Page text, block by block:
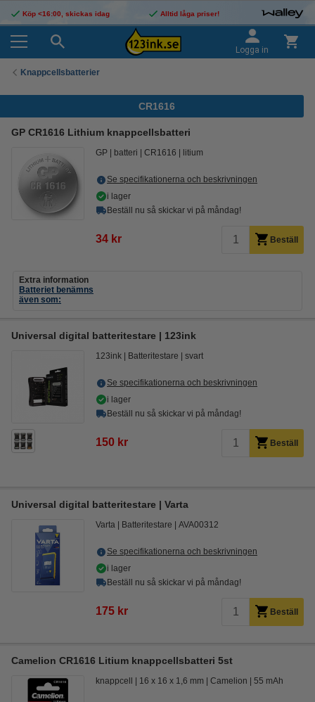
Köp <16:00, skickas idag Alltid låga priser!
Logga in
Knappcellsbatterier
CR1616
GP CR1616 Lithium knappcellsbatteri
GP batteri CR1616 litium
Se specifikationerna och beskrivningen
i lager
Beställ nu så skickar vi på måndag!
34 kr Beställ
Extra information
Batteriet benämns
även som:
Universal digital batteritestare | 123ink
123ink Batteritestare svart
Se specifikationerna och beskrivningen
i lager
Beställ nu så skickar vi på måndag!
150 kr Beställ
Universal digital batteritestare | Varta
Varta Batteritestare AVA00312
Se specifikationerna och beskrivningen
i lager
Beställ nu så skickar vi på måndag!
175 kr Beställ
Camelion CR1616 Litium knappcellsbatteri 5st
knappcell 16 x 16 x 1,6 mm Camelion 55 mAh